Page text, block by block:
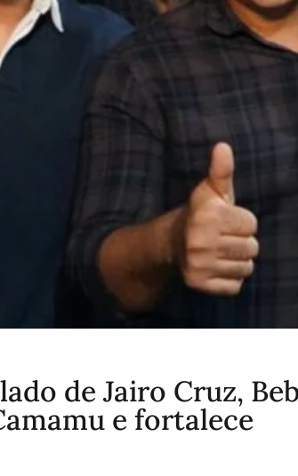
de Jairo Cruz,
e fortalece